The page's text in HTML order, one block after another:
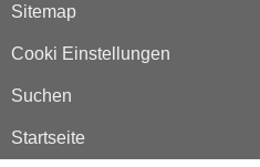
Sitemap
Cooki Einstellungen
Suchen
Startseite